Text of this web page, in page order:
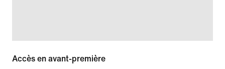
Accès en avant-première